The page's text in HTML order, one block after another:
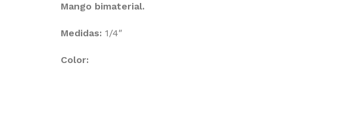
Mango bimaterial.
Medidas: 1/4″
Color: